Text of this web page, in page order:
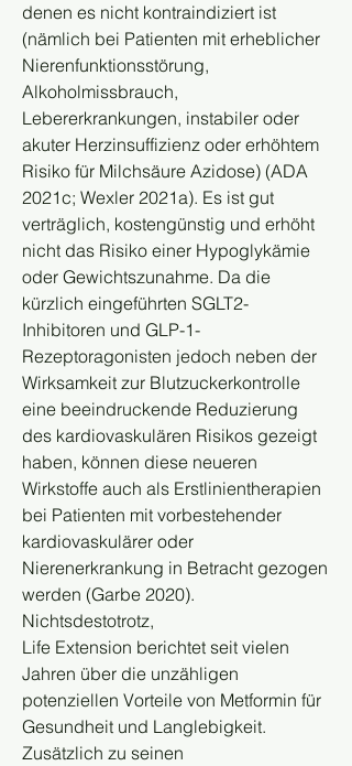
denen es nicht kontraindiziert ist
(nämlich bei Patienten mit erheblicher
Nierenfunktionsstörung,
Alkoholmissbrauch,
Lebererkrankungen, instabiler oder
akuter Herzinsuffizienz oder erhöhtem
Risiko für Milchsäure Azidose) (ADA
2021c; Wexler 2021a). Es ist gut
verträglich, kostengünstig und erhöht
nicht das Risiko einer Hypoglykämie
oder Gewichtszunahme. Da die
kürzlich eingeführten SGLT2-
Inhibitoren und GLP-1-
Rezeptoragonisten jedoch neben der
Wirksamkeit zur Blutzuckerkontrolle
eine beeindruckende Reduzierung
des kardiovaskulären Risikos gezeigt
haben, können diese neueren
Wirkstoffe auch als Erstlinientherapien
bei Patienten mit vorbestehender
kardiovaskulärer oder
Nierenerkrankung in Betracht gezogen
werden (Garbe 2020).
Nichtsdestotrotz,
Life Extension berichtet seit vielen
Jahren über die unzähligen
potenziellen Vorteile von Metformin für
Gesundheit und Langlebigkeit.
Zusätzlich zu seinen